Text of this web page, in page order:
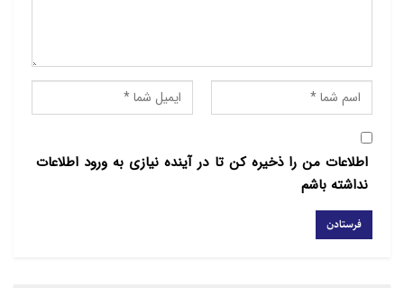
وضعیت سیاسی نیستند و برای شناخت آن
نیز نمی‌توان تنها به ابعاد و ویژگی‌های
حکومت‌ها باید ویژگی‌های اجتماعی و
فرهنگی آنها را نیز شناخت. شناسایی این
ویژگی‌ها کمک خواهد کرد تا آثار و
فعالیت‌های هنری که با صبغه پوپولیستی و
اطلاعات من را ذخیره کن تا در آینده نیازی به ورود اطلاعات
نداشته باشم